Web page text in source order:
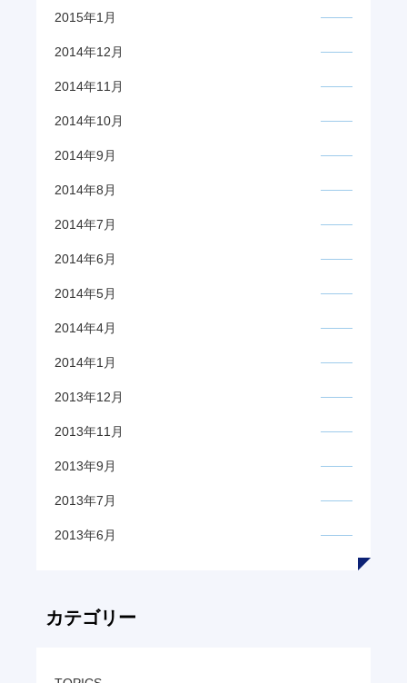
2015年1月
2014年12月
2014年11月
2014年10月
2014年9月
2014年8月
2014年7月
2014年6月
2014年5月
2014年4月
2014年1月
2013年12月
2013年11月
2013年9月
2013年7月
2013年6月
カテゴリー